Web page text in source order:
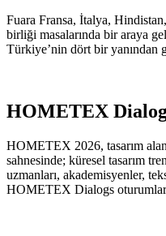
Fuara Fransa, İtalya,
birliği masalarında bir araya
Türkiye’nin dört bir yanından
HOMETEX
HOMETEX 2026, tasarım
sahnesinde; küresel tasarım
uzmanları, akademisyenler,
HOMETEX Dialogs